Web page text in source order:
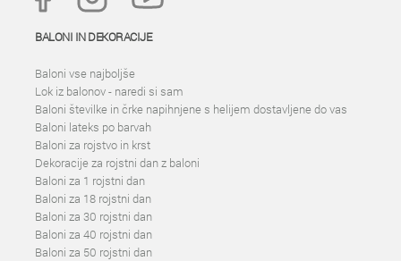
BALONI IN DEKORACIJE
Baloni vse najboljše
Lok iz balonov - naredi si sam
Baloni številke in črke napihnjene s helijem dostavljene do vas
Baloni lateks po barvah
Baloni za rojstvo in krst
Dekoracije za rojstni dan z baloni
Baloni za 1 rojstni dan
Baloni za 18 rojstni dan
Baloni za 30 rojstni dan
Baloni za 40 rojstni dan
Baloni za 50 rojstni dan